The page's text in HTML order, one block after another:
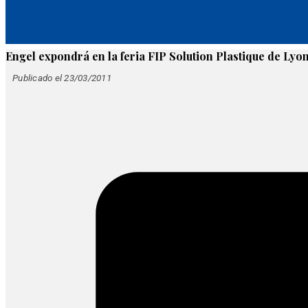
Engel expondrá en la feria FIP Solution Plastique de
Publicado el 23/03/2011